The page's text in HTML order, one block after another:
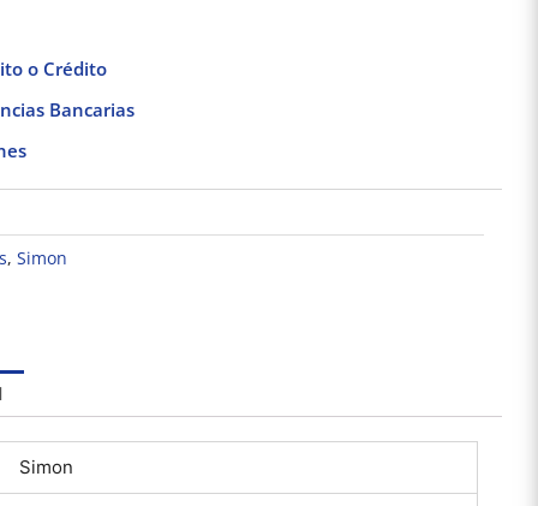
Placa armada con
Sencillo
Stalo & Kristalo
$216.57
Añadir al carrito
2 VIAS BLANCO
$67.27
o Crédito
Bancarias
, Simon
Simon